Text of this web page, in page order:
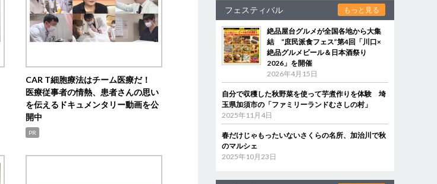
CAR T細胞療法はチーム医療だ！
医療従事者の情熱、患者さんの思い
を伝えるドキュメンタリー動画を公
開中
PR
フェスティバル もっと見る
絶品屋台グルメが全国各地から大集
結 “庶民派食フェス”第4回「川口×
絶品グルメビール＆日本酒祭り
2026」を開催
2026年4月15日
自分で収穫した秋野菜を使って芋煮作りを体験 埼
玉県加須市の「ファミリーランドむさしの村」
2025年11月4日
春だけじゃもったいないさくらの名所、加治川で秋
のマルシェ
2025年10月23日